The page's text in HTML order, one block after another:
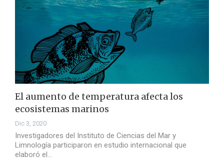
El aumento de temperatura afecta los
ecosistemas marinos
Dic 3, 2020
Investigadores del Instituto de Ciencias del Mar y
Limnología participaron en estudio internacional que
elaboró el…